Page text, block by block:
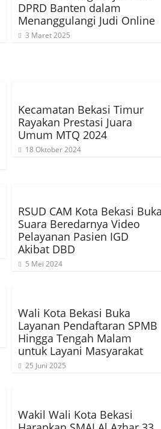
DPRD Banten dalam
Menanggulangi Judi Online
3 Maret 2025
Kecamatan Bekasi Timur
Rayakan Prestasi Juara
Umum MTQ 2024
18 Oktober 2024
RSUD CAM Kota Bekasi Buka
Suara Beredarnya Video
Pelayanan Pasien IGD
Akibat DBD
5 Mei 2024
Wali Kota Bekasi Buka
Layanan Pendaftaran SPMB
Hingga Tengah Malam
untuk Layani Masyarakat
25 Juni 2025
Wakil Wali Kota Bekasi